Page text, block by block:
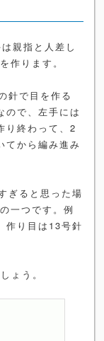
親指と人差し
作ります。
針で目を作る
ので、左手には
り終わって、2
てから編み進み
ぎると思った場
一つです。例
作り目は13号針
ょう。